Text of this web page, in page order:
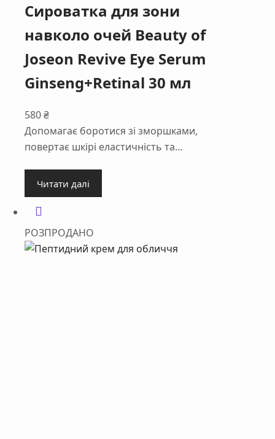
Сироватка для зони
навколо очей Beauty of
Joseon Revive Eye Serum
Ginseng+Retinal 30 мл
580₴
Допомагає боротися зі зморшками,
повертає шкірі еластичність та…
Читати далі
РОЗПРОДАНО